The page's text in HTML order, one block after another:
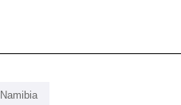
Namibia